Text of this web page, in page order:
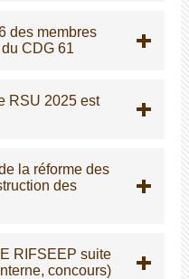
des membres
CDG 61
RSU 2025 est
la réforme des
des
RIFSEEP suite
concours)